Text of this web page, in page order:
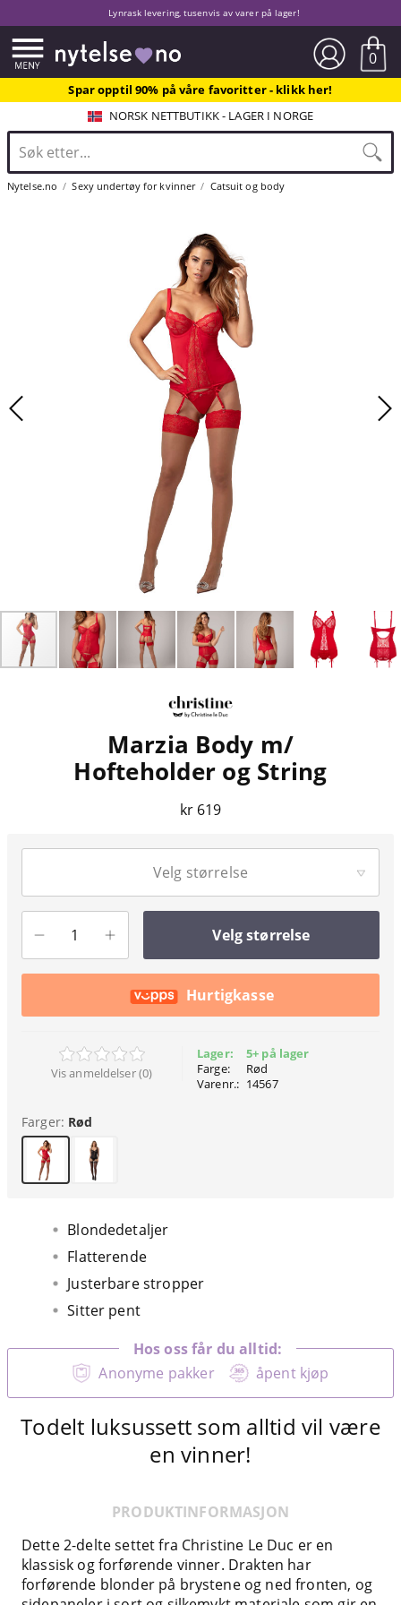
Lynrask levering, tusenvis av varer på lager!
0
Spar opptil 90% på våre favoritter - klikk her!
NORSK NETTBUTIKK - LAGER I NORGE
Nytelse.no Sexy undertøy for kvinner Catsuit og body
Marzia Body m/
Hofteholder og String
kr 619
Velg størrelse
Velg størrelse
Hurtigkasse
Vis anmeldelser (0)
Lager:
Farge:
Varenr.:
5+ på lager
Rød
14567
Farger: Rød
Blondedetaljer
Flatterende
Justerbare stropper
Sitter pent
Anonyme pakker åpent kjøp
Hos oss får du alltid:
Todelt luksussett som alltid vil være
en vinner!
PRODUKTINFORMASJON
Dette 2-delte settet fra Christine Le Duc er en
klassisk og forførende vinner. Drakten har
forførende blonder på brystene og ned fronten, og